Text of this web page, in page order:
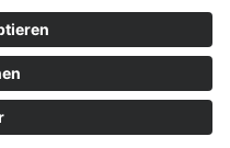
glonntal.de